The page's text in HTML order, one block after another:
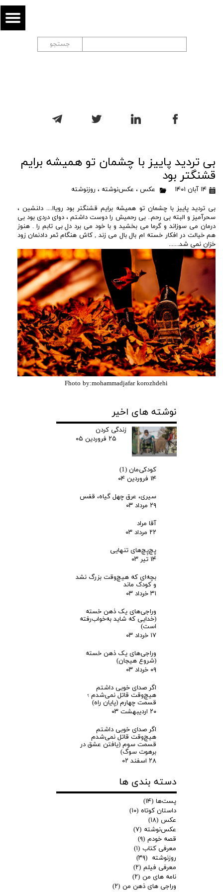
جستجو
بی تردید پاییز با چشمان تو همیشه برایم
قشنگتر بود
۱۴ آبان ۱۴۰۱ عکس ، عکس‌نوشته ، روزنوشته
بی تردید پاییز با چشمان تو همیشه برایم قشنگتر بود رویاا.... دلنشین ،
سحرآمیز و البته بی رحم.. بی رحمیش را دوست داشتم ، دوای دردی بود بی
درمان می سوزاند و گرما می بخشید و با خود می برد دل بی تابم را . هنوز
هم خیالت در افکار خسته ام بال بال می زند , کاش هنگام ثمر دادنمان زود
خزان نمی شد.......
Fhoto by:mohammadjafar korozhdehi
نوشته های اخیر
زندگی کردن
۲۵ فروردین ۰۵
کودکی‌مان (1)
۱۴ فروردین ۰۴
سیری، عرق چهل گیاه، قفس
۲۹ مرداد ۰۳
آقا مراد
۲۲ مرداد ۰۳
پِچ‌پِچ‌های تنهایی
۱۴ تیر ۰۳
بچه‌ای که هیچ‌وقت بزرگ نشد
و کودک ماند
۳۱ خرداد ۰۳
وراجی‌های یک ذهن خسته
(خدایی که شاید به‌خواب‌رفته
است)
۱۷ خرداد ۰۳
وراجی‌های یک ذهن خسته
(شروع هیجان)
۰۹ خرداد ۰۳
اگر صدای خوبی داشتم
هیچ‌وقت قاتل نمی‌شدم ؛
قسمت چهارم (پایان راه)
۲۰ اردیبهشت ۰۳
اگر صدای خوبی داشتم
هیچ‌وقت قاتل نمی‌شدم
قسمت سوم (یافتن عشق در
برهوت سوگ)
۲۸ اسفند ۰۲
دسته بندی ها
پست‌ها (۱۴)
داستان کوتاه (۱۰)
عکس (۱۸)
عکس‌نوشته (۷)
قصه خودم (۹)
معرفی کتاب (۱)
روزنوشته (۳۹)
معرفی فیلم (۲)
نامه های من (۲)
وراجی های ذهن من (۲)